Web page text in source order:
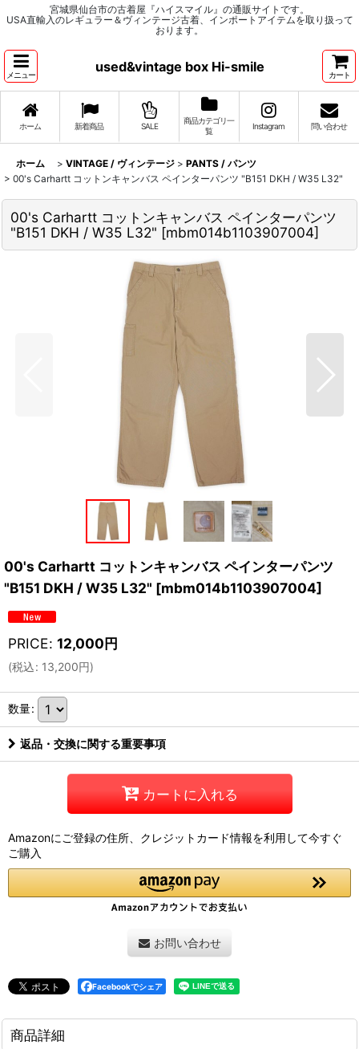
宮城県仙台市の古着屋『ハイスマイル』の通販サイトです。
USA直輸入のレギュラー＆ヴィンテージ古着、インポートアイテムを取り扱って
おります。
メニュー
used&vintage box Hi-smile
カート
ホーム 新着商品 SALE
商品カテゴリ一
覧
Instagram 問い合わせ
ホーム > VINTAGE / ヴィンテージ > PANTS / パンツ
> 00's Carhartt コットンキャンバス ペインターパンツ "B151 DKH / W35 L32"
00's Carhartt コットンキャンバス ペインターパンツ
"B151 DKH / W35 L32" [mbm014b1103907004]
00's Carhartt コットンキャンバス ペインターパンツ
"B151 DKH / W35 L32" [mbm014b1103907004]
PRICE: 12,000円
(税込: 13,200円)
数量:
返品・交換に関する重要事項
カートに入れる
Amazonにご登録の住所、クレジットカード情報を利用して今すぐ
ご購入
お問い合わせ
Facebookでシェア
商品詳細